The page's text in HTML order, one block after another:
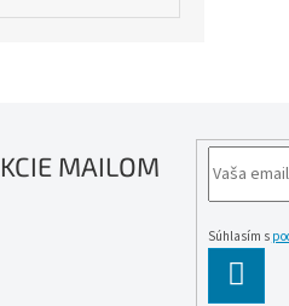
MAILOM
Súhlasím s
SE